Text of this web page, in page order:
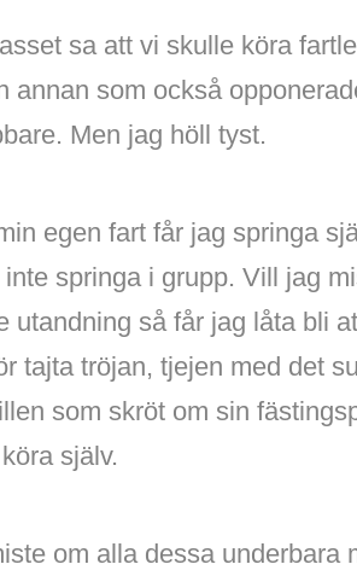
sa att vi skulle köra
annan som också
Men jag höll tyst.
egen fart får jag springa
springa i grupp. Vill jag
utandning så får jag låta bli
tajta tröjan, tjejen med det
som skröt om sin
själv.
om alla dessa underbara